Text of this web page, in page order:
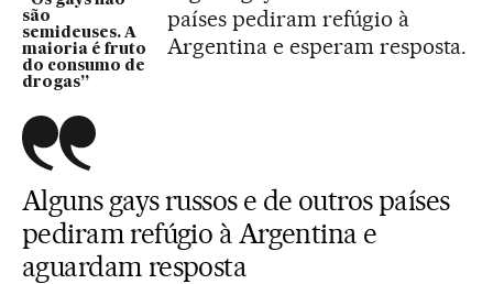
são
semideuses. A
maioria é fruto
do consumo de
drogas”
países pediram refúgio à
Argentina e esperam resposta.
Alguns gays russos e de outros países
pediram refúgio à Argentina e
aguardam resposta